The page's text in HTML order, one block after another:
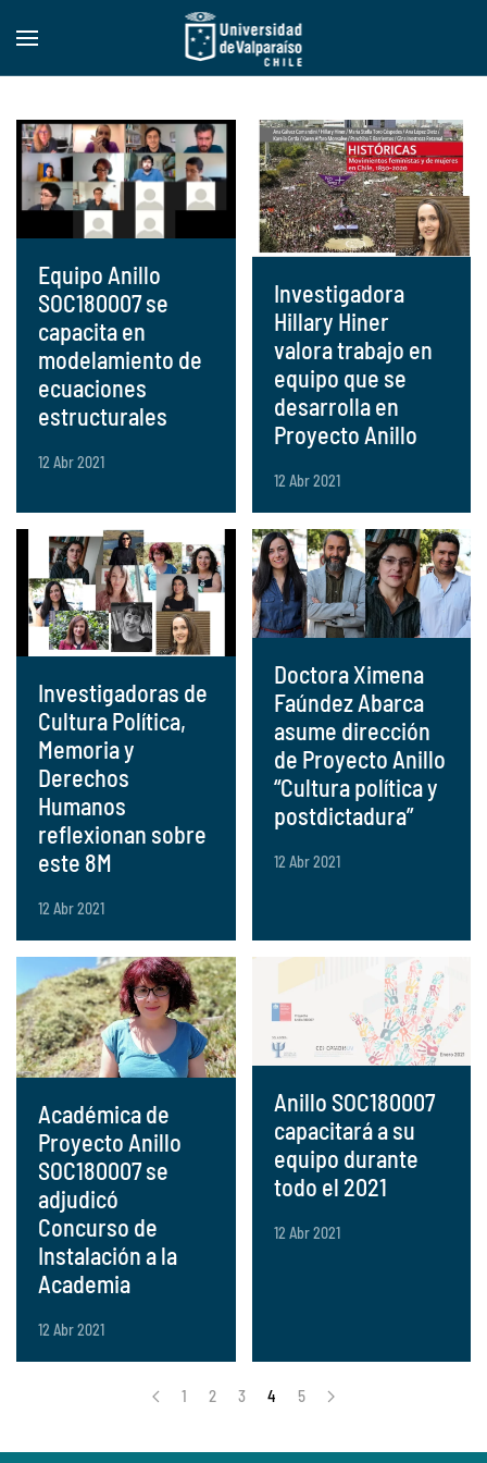
Skip to main content
Equipo Anillo
SOC180007 se
capacita en
modelamiento de
ecuaciones
estructurales
12 Abr 2021
Investigadora
Hillary Hiner
valora trabajo en
equipo que se
desarrolla en
Proyecto Anillo
12 Abr 2021
Investigadoras de
Cultura Política,
Memoria y
Derechos
Humanos
reflexionan sobre
este 8M
12 Abr 2021
Doctora Ximena
Faúndez Abarca
asume dirección
de Proyecto Anillo
“Cultura política y
postdictadura”
12 Abr 2021
Académica de
Proyecto Anillo
SOC180007 se
adjudicó
Concurso de
Instalación a la
Academia
12 Abr 2021
Anillo SOC180007
capacitará a su
equipo durante
todo el 2021
12 Abr 2021
1 2 3 4 5